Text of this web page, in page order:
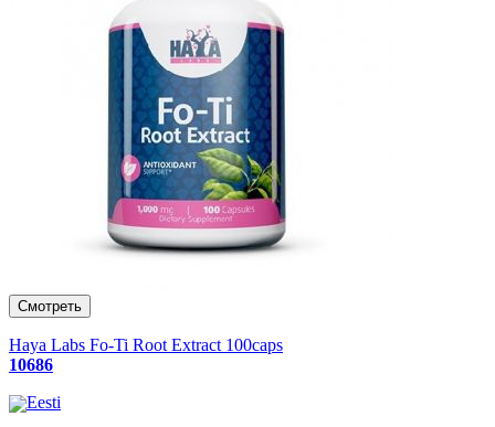
Haya Labs Fo-Ti Root Extract 100caps
10686
Eesti